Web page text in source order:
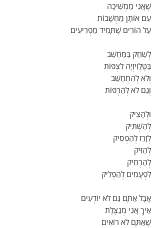
שֶׁאֲנִי מַמְשִׁיכָה
עִם אוֹתָן מַחְשָׁבוֹת
עַל הוֹרִים שֶׁתָּמִיד מַפְרִיעִים
לְשַׂחֵק בַּמַּחְשֵׁב
בַּטֶּלֶוִיזְיָה לִצְפּוֹת
וְלֹא לְהִתְחַשֵּׁב
וְגַם לֹא לְהַרְפּוֹת
וּלְהָצִיק
לְהַשְׁתִּיק
לְזָרֵז לְהַפְסִיק
לְהַזִּיק
לְהַרְחִיק
לִפְעָמִים לְהַפְלִיק
אֲבָל אַתֶּם גַּם לֹא יוֹדְעִים
אֵיךְ אֲנִי מְנַצֶּלֶת
שֶׁאַתֶּם לֹא רוֹאִים